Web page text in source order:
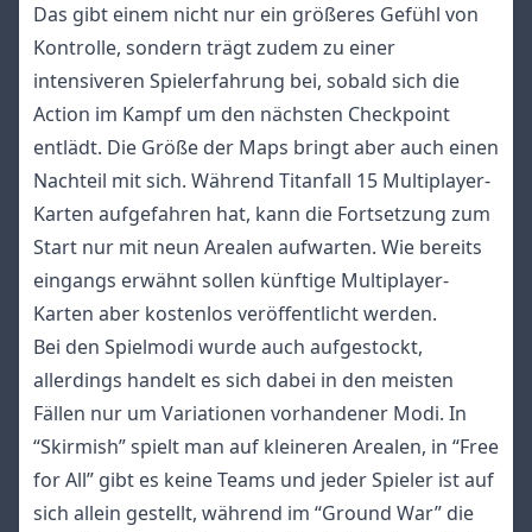
Das gibt einem nicht nur ein größeres Gefühl von
Kontrolle, sondern trägt zudem zu einer
intensiveren Spielerfahrung bei, sobald sich die
Action im Kampf um den nächsten Checkpoint
entlädt. Die Größe der Maps bringt aber auch einen
Nachteil mit sich. Während Titanfall 15 Multiplayer-
Karten aufgefahren hat, kann die Fortsetzung zum
Start nur mit neun Arealen aufwarten. Wie bereits
eingangs erwähnt sollen künftige Multiplayer-
Karten aber kostenlos veröffentlicht werden.
Bei den Spielmodi wurde auch aufgestockt,
allerdings handelt es sich dabei in den meisten
Fällen nur um Variationen vorhandener Modi. In
“Skirmish” spielt man auf kleineren Arealen, in “Free
for All” gibt es keine Teams und jeder Spieler ist auf
sich allein gestellt, während im “Ground War” die